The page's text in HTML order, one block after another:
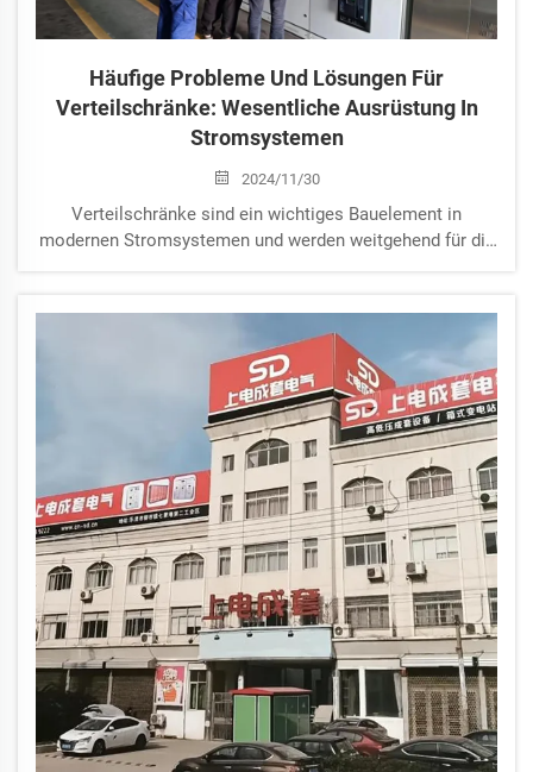
Häufige Probleme Und Lösungen Für
Verteilschränke: Wesentliche Ausrüstung In
Stromsystemen
2024/11/30
Verteilschränke sind ein wichtiges Bauelement in
modernen Stromsystemen und werden weitgehend für die
Nutzung können jedoch viele Benutzer einige häufige
Probleme erleben. Heute...